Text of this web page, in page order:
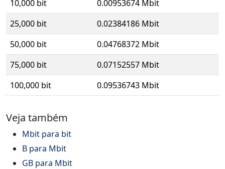
10,000 bit
0.00953674 Mbit
25,000 bit
0.02384186 Mbit
50,000 bit
0.04768372 Mbit
75,000 bit
0.07152557 Mbit
100,000 bit
0.09536743 Mbit
Veja também
Mbit para bit
B para Mbit
GB para Mbit